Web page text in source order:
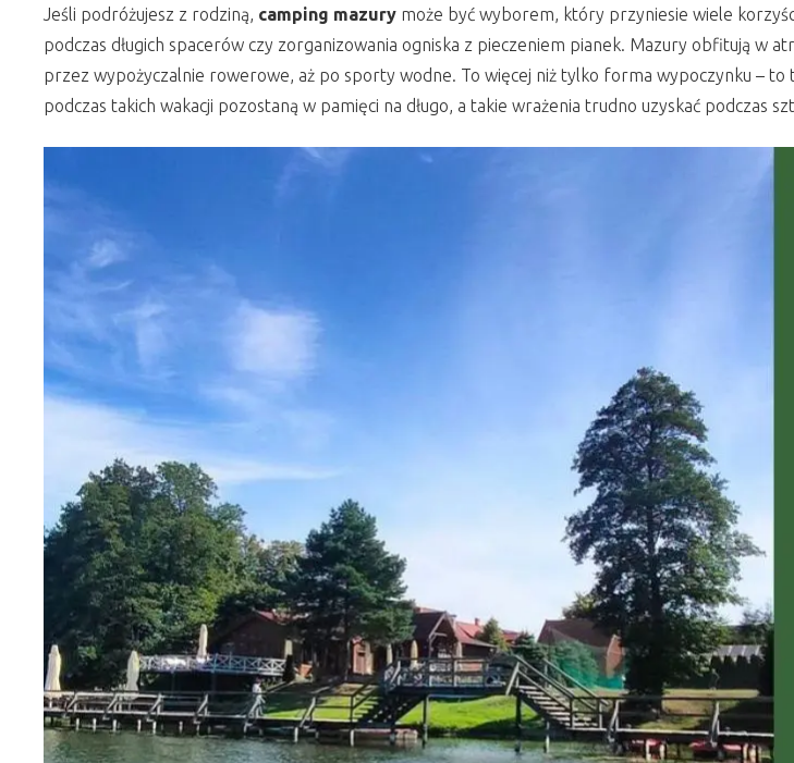
Jeśli podróżujesz z rodziną, camping mazury może być wyborem, który przyniesie wiele
podczas długich spacerów czy zorganizowania ogniska z pieczeniem pianek. Mazury obfitują w
przez wypożyczalnie rowerowe, aż po sporty wodne. To więcej niż tylko forma wypoczynku –
podczas takich wakacji pozostaną w pamięci na długo, a takie wrażenia trudno uzyskać podczas